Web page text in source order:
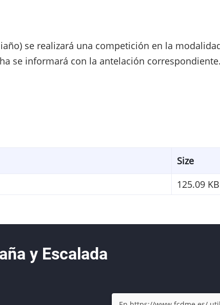
se realizará una competición en la
se informará con la antelación correspondiente.
Size
125.09 KB
y Escalada